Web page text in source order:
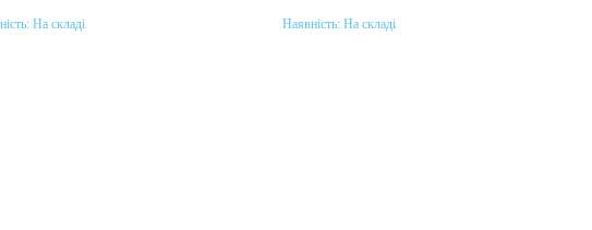
КупитиНа складі Купити
Наявність: На складі